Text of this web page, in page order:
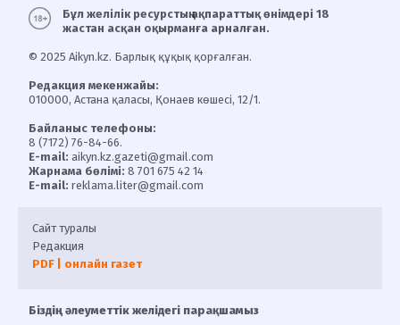
Бұл желілік ресурстың ақпараттық өнімдері 18
жастан асқан оқырманға арналған.
© 2025 Aikyn.kz. Барлық құқық қорғалған.
Редакция мекенжайы:
010000, Астана қаласы, Қонаев көшесі, 12/1.
Байланыс телефоны:
8 (7172) 76-84-66.
E-mail: aikyn.kz.gazeti@gmail.com
Жарнама бөлімі: 8 701 675 42 14
E-mail: reklama.liter@gmail.com
Сайт туралы
Редакция
PDF | онлайн газет
Біздің әлеуметтік желідегі парақшамыз